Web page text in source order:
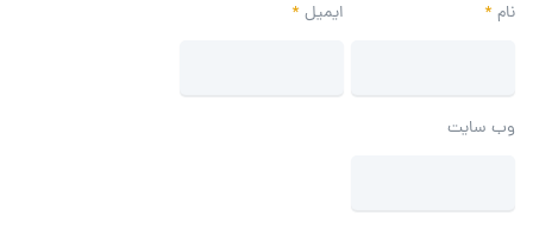
نام* ایمیل*
وب‌ سایت